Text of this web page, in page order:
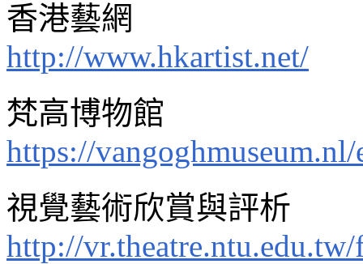
香港藝網
http://www.hkartist.net/
梵高博物館
https://vangoghmuseum.nl/
視覺藝術欣賞與評析
http://